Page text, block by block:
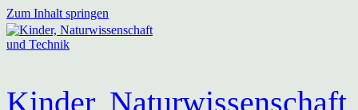
Zum Inhalt springen
Kinder, Naturwissenschaft